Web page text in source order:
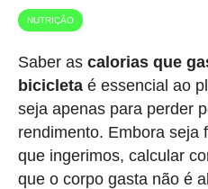
NUTRIÇÃO
Saber as calorias que
bicicletaé essencial ao
seja apenas para perder
rendimento. Embora seja
que ingerimos, calcular
que o corpo gasta não é